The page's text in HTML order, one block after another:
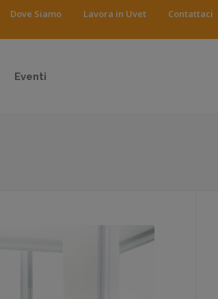
Dove Siamo Lavora in Uvet Contattaci
Eventi